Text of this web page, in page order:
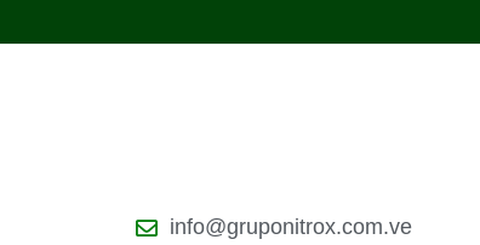
info@gruponitrox.com.ve